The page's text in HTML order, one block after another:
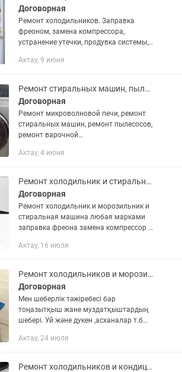
Договорная
Ремонт холодильников. Заправка
фреоном, замена компрессора,
устранение утечки, продувка системы,
Актау, 9 июня
Ремонт стиральных машин, пылесосов, микроволновых печей, варочной поверхнос
Договорная
Ремонт микроволновой печи, ремонт
стиральных машин, ремонт пылесосов,
ремонт варочной
духовки. Гарантия 100%. Ценовое
ред.
Актау, 4 июня
Ремонт холодильник и стиральная машины
Договорная
Ремонт холодильник и морозильник и
стиральная машина любая марками
заправка фреона замена компрессор и
куаныш
Актау, 16 июля
Ремонт холодильников и морозилок
Договорная
Мен шеберлік тәжіребесі бар
тоңазытқыш жане муздатқыштардың
шебері. Уй және дукен ,асханалар т.б
бағада! Зейнеткерлерге жеңілдік бар!
Актау, 24 июля
Ремонт холодильников и кондиционеров и.т